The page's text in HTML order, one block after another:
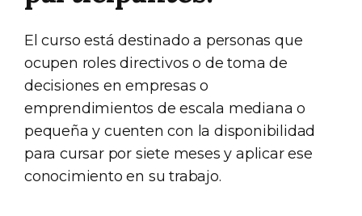
El curso está destinado a personas que
ocupen roles directivos o de toma de
decisiones en empresas o
emprendimientos de escala mediana o
pequeña y cuenten con la disponibilidad
para cursar por siete meses y aplicar ese
conocimiento en su trabajo.